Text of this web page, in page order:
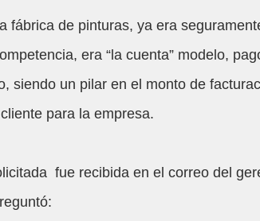
era “la cuenta” modelo,
siendo un pilar en el monto de
para la empresa.
fue recibida en el correo del